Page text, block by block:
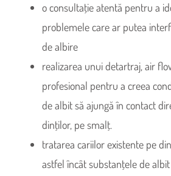
o consultaţie atentă pentru a
problemele care ar putea
de albire
realizarea unui detartraj, air
profesional pentru a creea
de albit să ajungă în contact
dinţilor, pe smalţ.
tratarea cariilor existente pe
astfel încât substanţele de